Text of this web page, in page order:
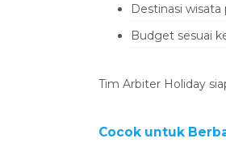
‎Destinasi wisata
‎Budget sesuai
‎Tim Arbiter Holiday
‎Cocok untuk